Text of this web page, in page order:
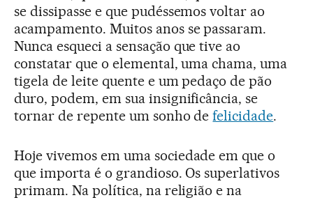
se dissipasse e que pudéssemos voltar ao
acampamento. Muitos anos se passaram.
Nunca esqueci a sensação que tive ao
constatar que o elemental, uma chama, uma
tigela de leite quente e um pedaço de pão
duro, podem, em sua insignificância, se
tornar de repente um sonho defelicidade.
Hoje vivemos em uma sociedade em que o
que importa é o grandioso. Os superlativos
primam. Na política, na religião e na